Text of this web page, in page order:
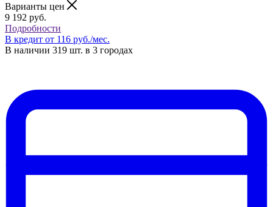
Варианты цен
9 192 руб.
Подробности
В кредит от 116 руб./мес.
В наличии 319 шт. в 3 городах